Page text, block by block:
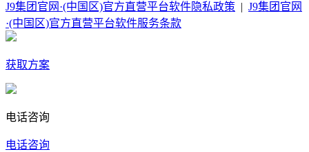
J9集团官网·(中国区)官方直营平台软件隐私政策
J9集团官网
·(中国区)官方直营平台软件服务条款
获取方案
电话咨询
电话咨询